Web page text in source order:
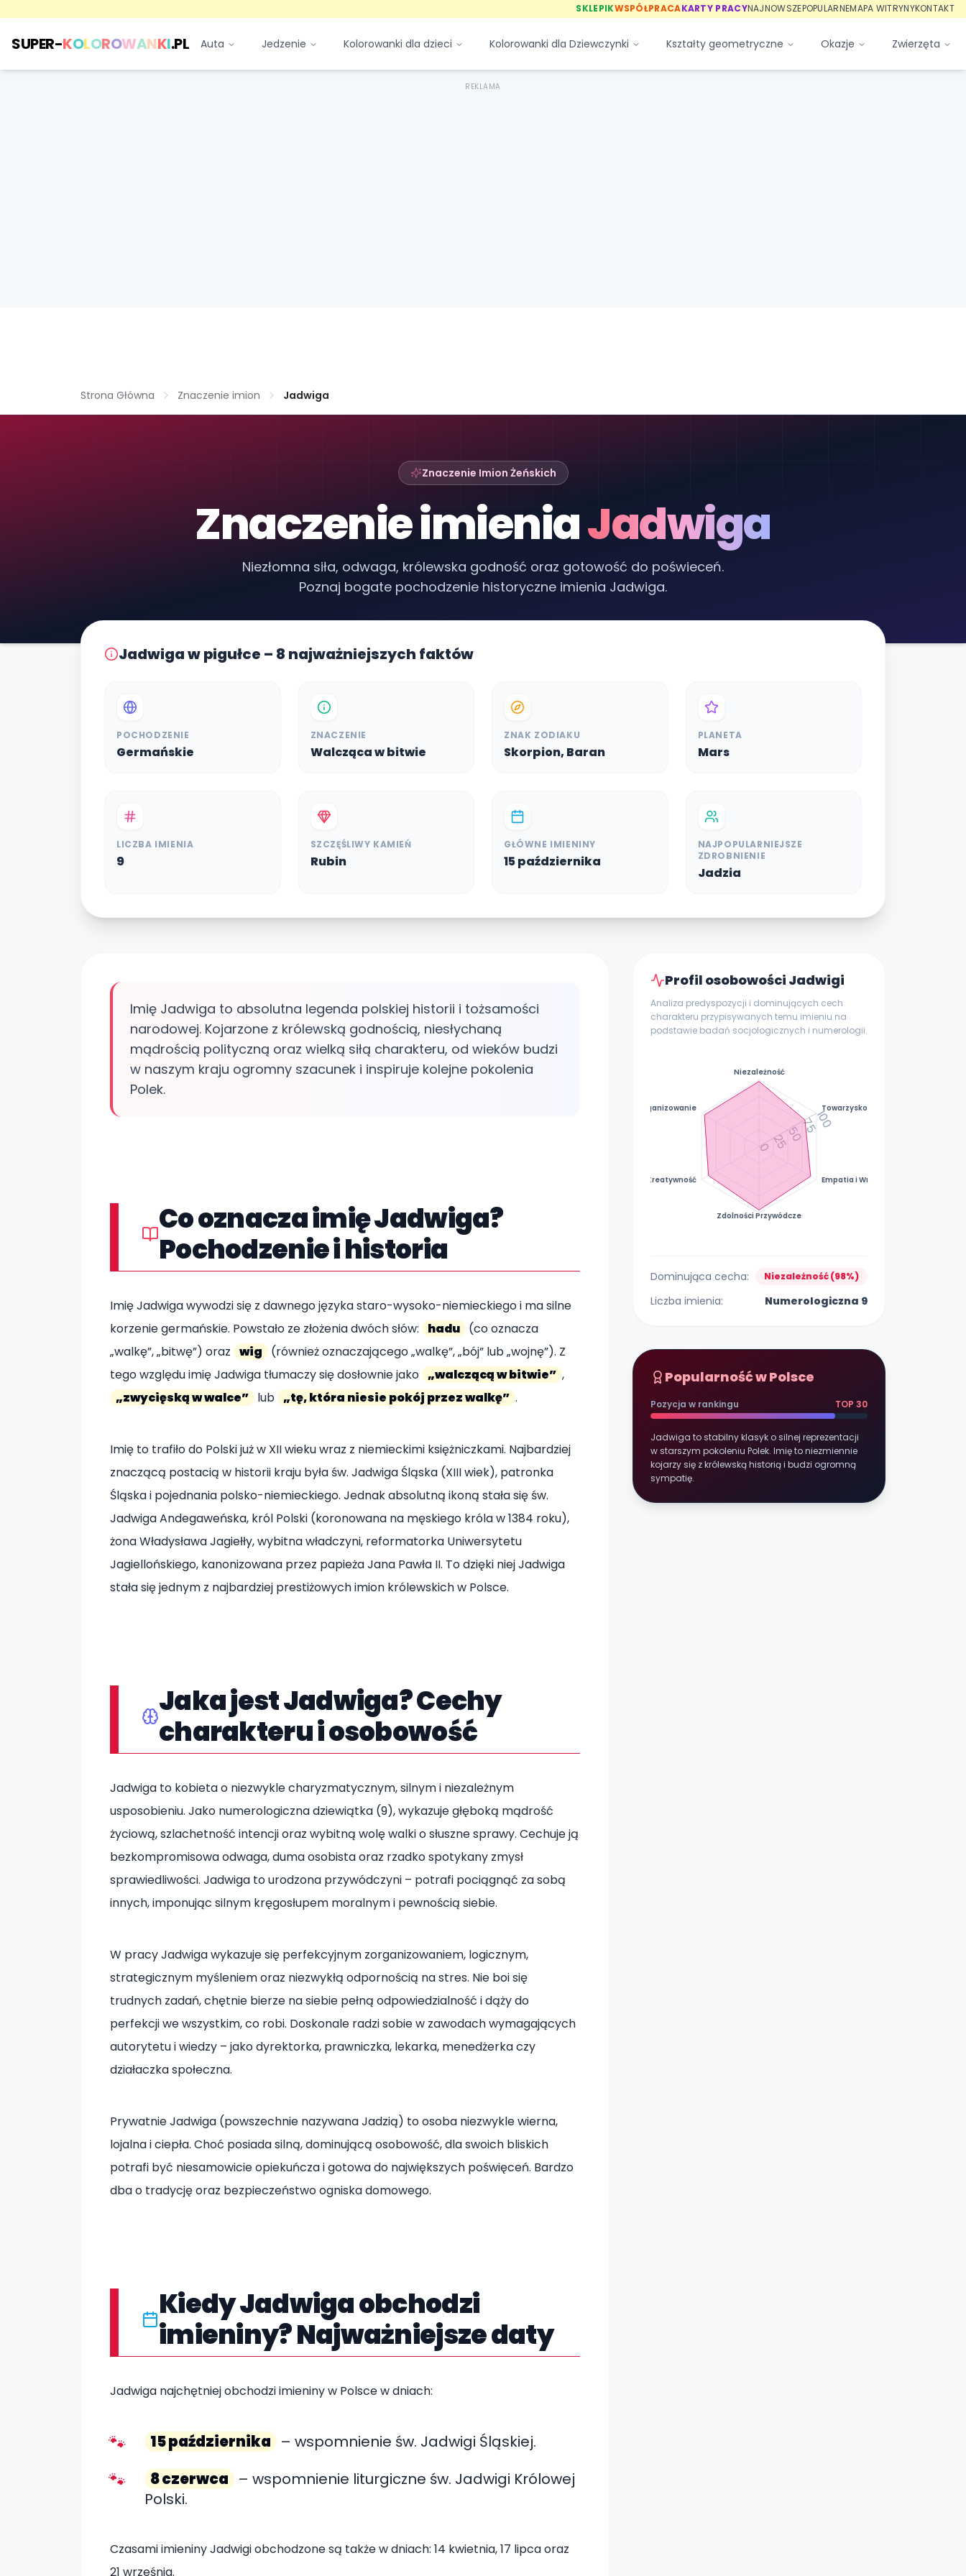
SKLEPIKWSPÓŁPRACAKARTY PRACYNAJNOWSZEPOPULARNEMAPA WITRYNYKONTAKT
SUPER-KOLOROWANKI.PL Auta Jedzenie Kolorowanki dla dzieci Kolorowanki dla Dziewczynki Kształty geometryczne Okazje Zwierzęta
REKLAMA
Strona Główna Znaczenie imion Jadwiga
Znaczenie Imion Żeńskich
Znaczenie imieniaJadwiga
Niezłomna siła, odwaga, królewska godność oraz gotowość do poświeceń.
Poznaj bogate pochodzenie historyczne imienia Jadwiga.
Jadwiga w pigułce – 8 najważniejszych faktów
POCHODZENIE
Germańskie
ZNACZENIE
Walcząca w bitwie
ZNAK ZODIAKU
Skorpion, Baran
PLANETA
Mars
LICZBA IMIENIA
9
SZCZĘŚLIWY KAMIEŃ
Rubin
GŁÓWNE IMIENINY
15 października
NAJPOPULARNIEJSZE
ZDROBNIENIE
Jadzia
Imię Jadwiga to absolutna legenda polskiej historii i tożsamości
narodowej. Kojarzone z królewską godnością, niesłychaną
mądrością polityczną oraz wielką siłą charakteru, od wieków budzi
w naszym kraju ogromny szacunek i inspiruje kolejne pokolenia
Polek.
Co oznacza imię Jadwiga?
Pochodzenie i historia
Imię Jadwiga wywodzi się z dawnego języka staro-wysoko-niemieckiego i ma silne
korzenie germańskie. Powstało ze złożenia dwóch słów:
hadu (co oznacza
„walkę”, „bitwę”) oraz wig
(również oznaczającego „walkę”, „bój” lub „wojnę”). Z
tego względu imię Jadwiga tłumaczy się dosłownie jako „walczącą w bitwie” ,
„zwycięską w walce” lub „tę, która niesie pokój przez walkę” .
Imię to trafiło do Polski już w XII wieku wraz z niemieckimi księżniczkami. Najbardziej
znaczącą postacią w historii kraju była św. Jadwiga Śląska (XIII wiek), patronka
Śląska i pojednania polsko-niemieckiego. Jednak absolutną ikoną stała się św.
Jadwiga Andegaweńska, król Polski (koronowana na męskiego króla w 1384 roku),
żona Władysława Jagiełły, wybitna władczyni, reformatorka Uniwersytetu
Jagiellońskiego, kanonizowana przez papieża Jana Pawła II. To dzięki niej Jadwiga
stała się jednym z najbardziej prestiżowych imion królewskich w Polsce.
Jaka jest Jadwiga? Cechy
charakteru i osobowość
Jadwiga to kobieta o niezwykle charyzmatycznym, silnym i niezależnym
usposobieniu. Jako numerologiczna dziewiątka (9), wykazuje głęboką mądrość
życiową, szlachetność intencji oraz wybitną wolę walki o słuszne sprawy. Cechuje ją
bezkompromisowa odwaga, duma osobista oraz rzadko spotykany zmysł
sprawiedliwości. Jadwiga to urodzona przywódczyni – potrafi pociągnąć za sobą
innych, imponując silnym kręgosłupem moralnym i pewnością siebie.
W pracy Jadwiga wykazuje się perfekcyjnym zorganizowaniem, logicznym,
strategicznym myśleniem oraz niezwykłą odpornością na stres. Nie boi się
trudnych zadań, chętnie bierze na siebie pełną odpowiedzialność i dąży do
perfekcji we wszystkim, co robi. Doskonale radzi sobie w zawodach wymagających
autorytetu i wiedzy – jako dyrektorka, prawniczka, lekarka, menedżerka czy
działaczka społeczna.
Prywatnie Jadwiga (powszechnie nazywana Jadzią) to osoba niezwykle wierna,
lojalna i ciepła. Choć posiada silną, dominującą osobowość, dla swoich bliskich
potrafi być niesamowicie opiekuńcza i gotowa do największych poświęceń. Bardzo
dba o tradycję oraz bezpieczeństwo ogniska domowego.
Kiedy Jadwiga obchodzi
imieniny? Najważniejsze daty
Jadwiga najchętniej obchodzi imieniny w Polsce w dniach:
15 października – wspomnienie św. Jadwigi Śląskiej.
8 czerwca – wspomnienie liturgiczne św. Jadwigi Królowej
Polski.
Czasami imieniny Jadwigi obchodzone są także w dniach: 14 kwietnia, 17 lipca oraz
21 września.
Profil osobowości Jadwigi
Analiza predyspozycji i dominujących cech
charakteru przypisywanych temu imieniu na
podstawie badań socjologicznych i numerologii.
Niezależność
Towarzyskość
Empatia i Wrażliwość
Zdolności Przywódcze
Kreatywność
Zorganizowanie
0255075100
Dominująca cecha: Niezależność (98%)
Liczba imienia: Numerologiczna 9
Popularność w Polsce
Pozycja w rankingu TOP 30
Jadwiga to stabilny klasyk o silnej reprezentacji
w starszym pokoleniu Polek. Imię to niezmiennie
kojarzy się z królewską historią i budzi ogromną
sympatię.